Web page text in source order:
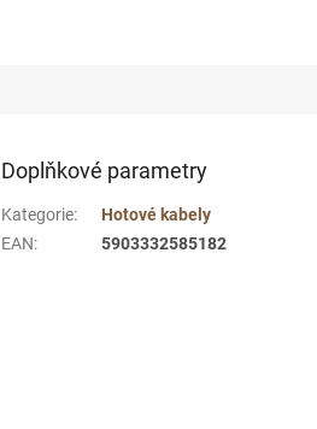
Doplňkové parametry
Kategorie:
Hotové kabely
EAN: 5903332585182